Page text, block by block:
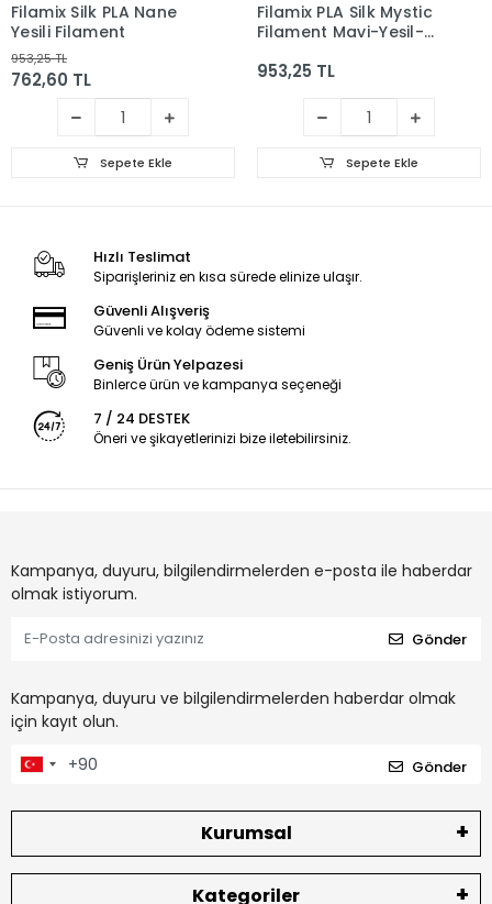
Filamix Silk PLA Nane
Yeşili Filament
953,25 TL
762,60 TL
Sepete Ekle
Filamix PLA Silk Mystic
Filament Mavi-Yeşil-
953,25 TL
Sepete Ekle
Hızlı Teslimat
Siparişleriniz en kısa sürede elinize ulaşır.
Güvenli Alışveriş
Güvenli ve kolay ödeme sistemi
Geniş Ürün Yelpazesi
Binlerce ürün ve kampanya seçeneği
7 / 24 DESTEK
Öneri ve şikayetlerinizi bize iletebilirsiniz.
Kampanya, duyuru, bilgilendirmelerden e-posta ile haberdar
olmak istiyorum.
Gönder
Kampanya, duyuru ve bilgilendirmelerden haberdar olmak
için kayıt olun.
Gönder
Kurumsal
Kategoriler